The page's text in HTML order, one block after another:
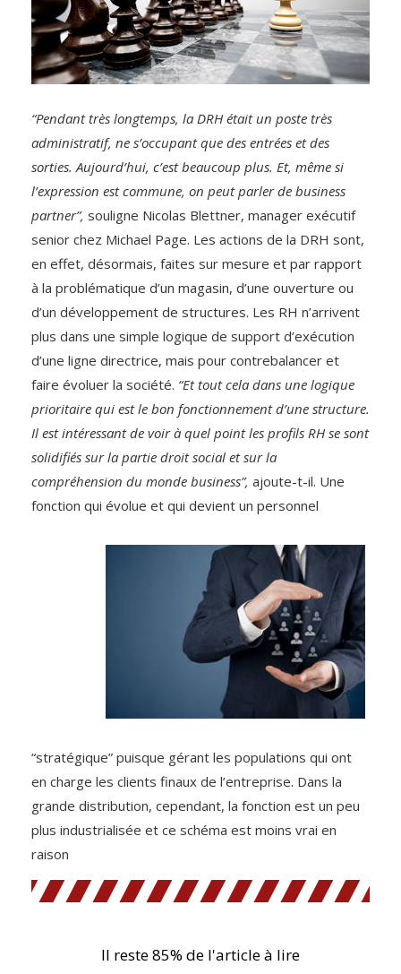
“Pendant très longtemps, la DRH était un poste très
administratif, ne s’occupant que des entrées et des
sorties. Aujourd’hui, c’est beaucoup plus. Et, même si
l’expression est commune, on peut parler de business
partner”, souligne Nicolas Blettner, manager exécutif
senior chez Michael Page. Les actions de la DRH sont,
en effet, désormais, faites sur mesure et par rapport
à la problématique d’un magasin, d’une ouverture ou
d’un développement de structures. Les RH n’arrivent
plus dans une simple logique de support d’exécution
d’une ligne directrice, mais pour contrebalancer et
faire évoluer la société. “Et tout cela dans une logique
prioritaire qui est le bon fonctionnement d’une structure.
Il est intéressant de voir à quel point les profils RH se sont
solidifiés sur la partie droit social et sur la
compréhension du monde business”, ajoute-t-il. Une
fonction qui évolue et qui devient un personnel
“stratégique” puisque gérant les populations qui ont
en charge les clients finaux de l’entreprise. Dans la
grande distribution, cependant, la fonction est un peu
plus industrialisée et ce schéma est moins vrai en
raison
Il reste 85% de l'article à lire